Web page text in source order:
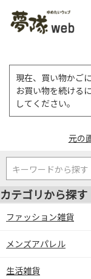
現在、買い物かご
お買い物を続ける
してください。
元の
キーワードから探す
カテゴリから探す
ファッション雑貨
メンズアパレル
生活雑貨